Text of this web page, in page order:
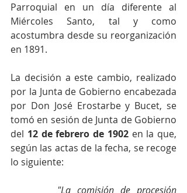
Parroquial en un día diferente al
Miércoles Santo, tal y como
acostumbra desde su reorganización
en 1891.
La decisión a este cambio, realizado
por la Junta de Gobierno encabezada
por Don José Erostarbe y Bucet, se
tomó en sesión de Junta de Gobierno
del 12 de febrero de 1902 en la que,
según las actas de la fecha, se recoge
lo siguiente:
"La comisión de procesión